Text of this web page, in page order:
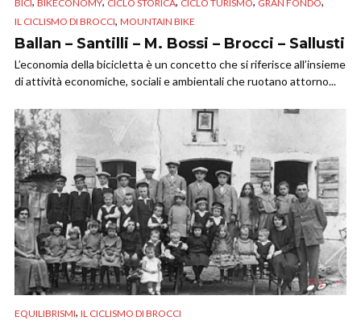
BICI BIKECONOMY CICLO STORICA CICLO TURISMO GRAN FONDO
IL CICLISMO DI BROCCI, MOUNTAIN BIKE
Ballan – Santilli – M. Bossi – Brocci – Sallusti
L’economia della bicicletta è un concetto che si riferisce all’insieme
di attività economiche, sociali e ambientali che ruotano attorno...
EQUILIBRISMI, IL CICLISMO DI BROCCI